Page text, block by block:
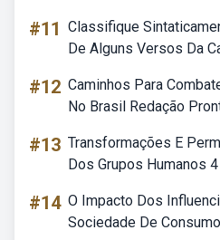
#11 Classifique
De Alguns Versos Da
#12 Caminhos Para
No Brasil Redação
#13 Transformações E
Dos Grupos Humanos
#14 O Impacto Dos
Sociedade De